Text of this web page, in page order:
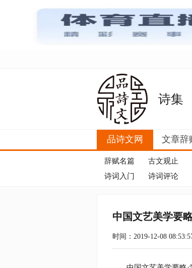
诗集
品诗文网 文章辞
辞赋名篇 古文观止
诗词入门
诗词评论
中国文艺美学要
时间：2019-12-08